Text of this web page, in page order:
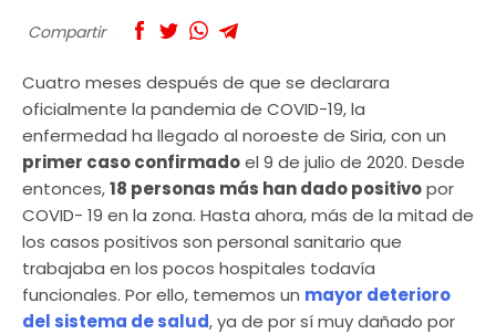
Compartir
Cuatro meses después de que se declarara
oficialmente la pandemia de COVID-19, la
enfermedad ha llegado al noroeste de Siria, con un
primer caso confirmadoel 9 de julio de 2020. Desde
entonces,18 personas más han dado positivopor
COVID- 19 en la zona. Hasta ahora, más de la mitad de
los casos positivos son personal sanitario que
trabajaba en los pocos hospitales todavía
funcionales. Por ello, tememos un mayor deterioro
del sistema de salud, ya de por sí muy dañado por